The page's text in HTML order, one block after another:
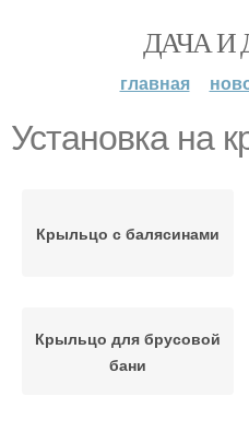
ДАЧА И
главная
Установка на
Крыльцо с балясинами
Крыльцо для брусовой
бани